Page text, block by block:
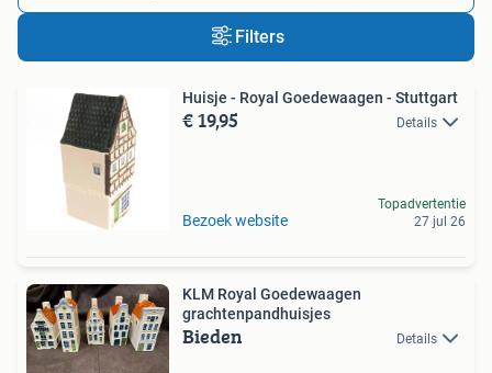
Filters
Huisje - Royal Goedewaagen - Stuttgart
€ 19,95 Details
Bezoek website
Topadvertentie
27 jul 26
KLM Royal Goedewaagen
grachtenpandhuisjes
Bieden Details